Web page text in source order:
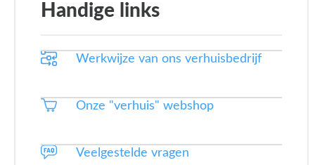
Handige links
Werkwijze van ons verhuisbedrijf
Onze "verhuis" webshop
Veelgestelde vragen